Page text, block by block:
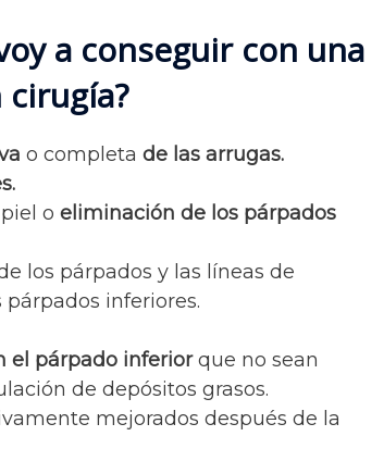
a conseguir con una
o completade las arrugas.
piel oeliminación de los párpados
los párpados y las líneas de
inferiores.
el párpado inferiorque no sean
de depósitos grasos.
mejorados después de la